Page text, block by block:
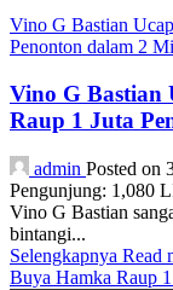
Vino G Bastian
Penonton dalam 2
Vino G Bastian
Raup 1 Juta
admin Posted on
Pengunjung: 1,080
Vino G Bastian
bintangi...
Selengkapnya Read
Buya Hamka Raup